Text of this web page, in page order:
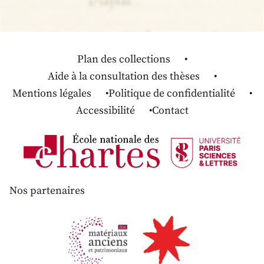
Plan des collections
Aide à la consultation des thèses
Mentions légales
Politique de confidentialité
Accessibilité
Contact
Nos partenaires